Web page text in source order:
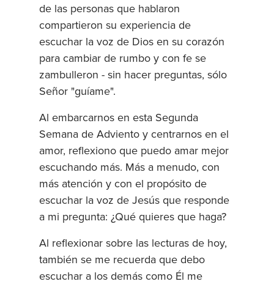
de las personas que hablaron
compartieron su experiencia de
escuchar la voz de Dios en su corazón
para cambiar de rumbo y con fe se
zambulleron - sin hacer preguntas, sólo
Señor "guíame".
Al embarcarnos en esta Segunda
Semana de Adviento y centrarnos en el
amor, reflexiono que puedo amar mejor
escuchando más. Más a menudo, con
más atención y con el propósito de
escuchar la voz de Jesús que responde
a mi pregunta: ¿Qué quieres que haga?
Al reflexionar sobre las lecturas de hoy,
también se me recuerda que debo
escuchar a los demás como Él me